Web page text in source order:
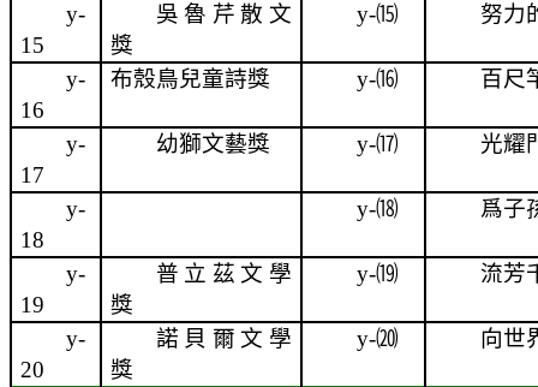
y-
15
吳魯芹散文
獎
y-⒂ 努力
y-
16
布殼鳥兒童詩獎 y-⒃ 百尺
y-
17
幼獅文藝獎 y-⒄ 光耀
y-
18
y-⒅ 爲子
y-
19
普立茲文學
獎
y-⒆ 流芳
y-
20
諾貝爾文學
獎
y-⒇ 向世